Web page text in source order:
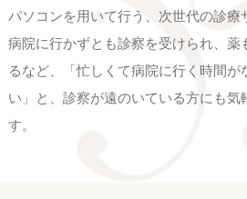
パソコンを用いて行う、次世代の診療
病院に行かずとも診察を受けられ、薬
るなど、「忙しくて病院に行く時間が
い」と、診察が遠のいている方にも気
す。